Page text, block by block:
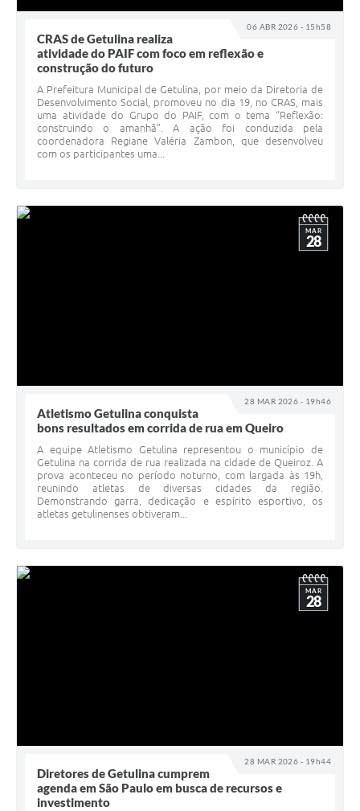
06 ABR 2026 - 15h58
CRAS de Getulina realiza
atividade do PAIF com foco em reflexão e
construção do futuro
A Prefeitura Municipal de Getulina, por meio da Diretoria de
Desenvolvimento Social, promoveu no dia 19, no CRAS, mais
uma atividade do Grupo do PAIF, com o tema “Reflexão:
construindo o amanhã”. A ação foi conduzida pela
coordenadora Regiane Valéria Zambon, que desenvolveu
com os participantes uma...
28 MAR 2026 - 19h46
MAR
28
Atletismo Getulina conquista
bons resultados em corrida de rua em Queiro
A equipe Atletismo Getulina representou o município de
Getulina na corrida de rua realizada na cidade de Queiroz. A
prova aconteceu no período noturno, com largada às 19h,
reunindo atletas de diversas cidades da região.
Demonstrando garra, dedicação e espírito esportivo, os
atletas getulinenses obtiveram...
28 MAR 2026 - 19h44
MAR
28
Diretores de Getulina cumprem
agenda em São Paulo em busca de recursos e
investimento